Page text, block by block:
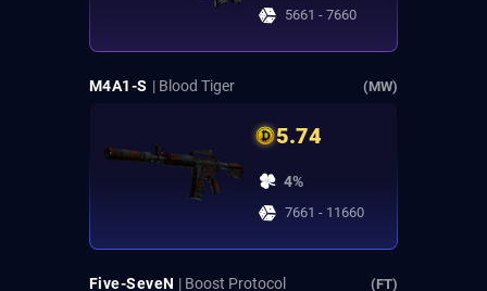
5661 - 7660
M4A1-S | Blood Tiger (MW)
5.74
4%
7661 - 11660
Five-SeveN | Boost Protocol (FT)